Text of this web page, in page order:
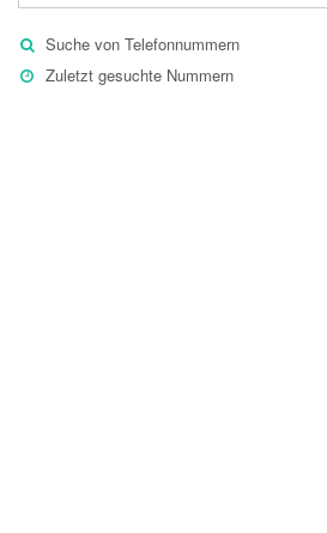
Suche von Telefonnummern
Zuletzt gesuchte Nummern